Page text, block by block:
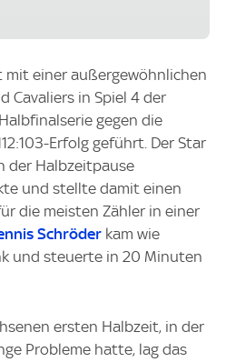
mit einer außergewöhnlichen
Cavaliers in Spiel 4 der
gegen die
Erfolg geführt. Der Star
der Halbzeitpause
und stellte damit einen
die meisten Zähler in einer
Schröder kam wie
und steuerte in 20 Minuten
ersten Halbzeit, in der
Probleme hatte, lag das